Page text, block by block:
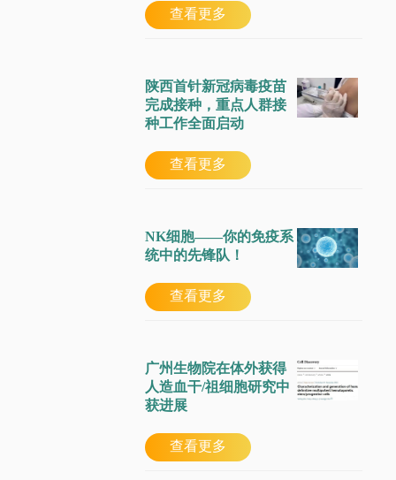
查看更多
陕西首针新冠病毒疫苗
完成接种，重点人群接
种工作全面启动
查看更多
NK细胞——你的免疫系
统中的先锋队！
查看更多
广州生物院在体外获得
人造血干/祖细胞研究中
获进展
查看更多